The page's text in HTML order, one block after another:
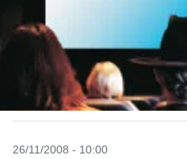
26/11/2008 - 10:00